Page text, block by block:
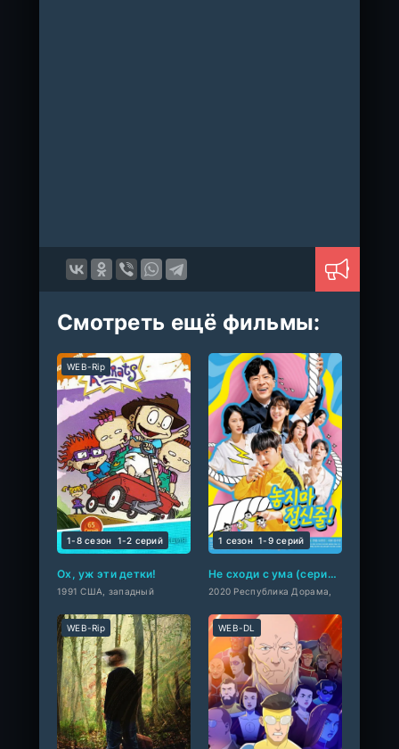
Смотреть ещё фильмы:
Ох, уж эти детки!
1991 США, западный
WEB-Rip
1-8 сезон 1-2 cерий
Не сходи с ума (сериал 2020)
2020 Республика Дорама,
1 сезон 1-9 cерий
WEB-Rip WEB-DL